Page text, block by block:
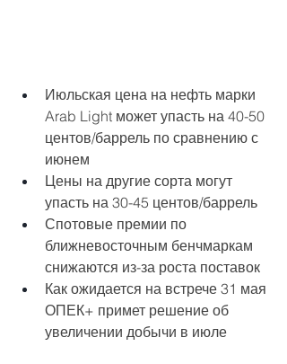
Июльская цена на нефть марки
Arab Light может упасть на 40-50
центов/баррель по сравнению с
июнем
Цены на другие сорта могут
упасть на 30-45 центов/баррель
Спотовые премии по
ближневосточным бенчмаркам
снижаются из-за роста поставок
Как ожидается на встрече 31 мая
ОПЕК+ примет решение об
увеличении добычи в июле